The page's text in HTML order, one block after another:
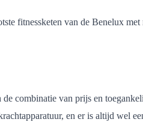
fitnessketen van de Benelux
combinatie van prijs en
en er is altijd wel